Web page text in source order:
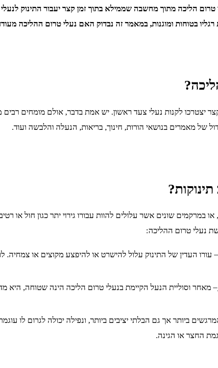
הליכה מתוך מחשבה שממילא בתוך זמן קצר יעבור התינוק
בטוחות ומוגנות, במאמר זה נבדוק האם נעלי טרום ההליכה
?
יצטרכו לקנות נעלי צעד ראשון. יש אמת בדבר, אולם מומחים רבים
של מאמרים בנושאי הורות, חינוך, בריאות, הנעלה והלבשה ועוד.
?
במרקמים שונים אשר עלולים להוות עבורו גירוי יתר כגון חול או
נעלי טרום ההליכה:
– עורו העדין של התינוק עלול להישרט או להיפצע מקוצים או
– מאחר וסוליית הנעל הקיימת בנעלי טרום הליכה הינה שטוחה, היא
ביותר אך גם הבלתי יציבים ביותר, ונפילה יכולה לגרום לו
החצר או הגינה.